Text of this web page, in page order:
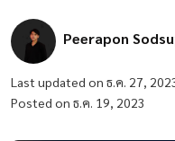
Peerapon
Last updated on ธ.ค. 27,
Posted on ธ.ค. 19, 2023